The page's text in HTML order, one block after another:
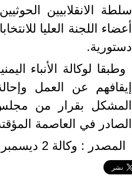
سلطة الانقلابيين
أعضاء اللجنة العليا
دستورية.
وطبقا لوكالة الأنباء
إيقافهم عن العمل
الصادر في العاصمة
المصدر : وكالة 2 ديسمبر